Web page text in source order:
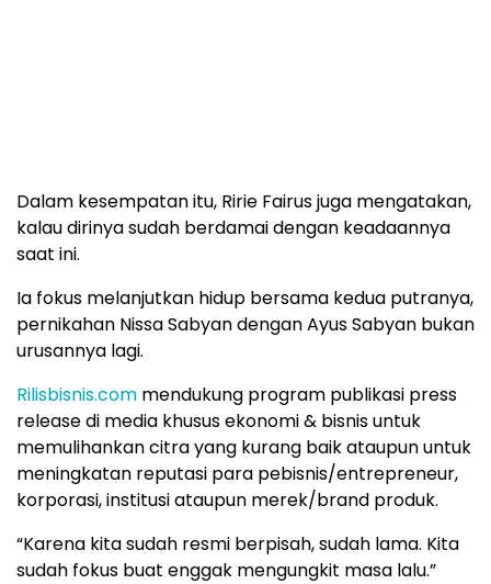
Dalam kesempatan itu, Ririe Fairus juga mengatakan,
kalau dirinya sudah berdamai dengan keadaannya
saat ini.
Ia fokus melanjutkan hidup bersama kedua putranya,
pernikahan Nissa Sabyan dengan Ayus Sabyan bukan
urusannya lagi.
Rilisbisnis.com mendukung program publikasi press
release di media khusus ekonomi & bisnis untuk
memulihankan citra yang kurang baik ataupun untuk
meningkatan reputasi para pebisnis/entrepreneur,
korporasi, institusi ataupun merek/brand produk.
“Karena kita sudah resmi berpisah, sudah lama. Kita
sudah fokus buat enggak mengungkit masa lalu.”